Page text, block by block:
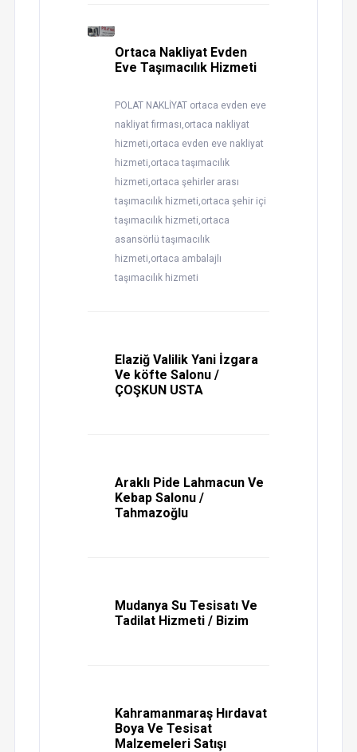
Ortaca Nakliyat Evden
Eve Taşımacılık Hizmeti
POLAT NAKLİYAT ortaca evden eve
nakliyat firması,ortaca nakliyat
hizmeti,ortaca evden eve nakliyat
hizmeti,ortaca taşımacılık
hizmeti,ortaca şehirler arası
taşımacılık hizmeti,ortaca şehir içi
taşımacılık hizmeti,ortaca
asansörlü taşımacılık
hizmeti,ortaca ambalajlı
taşımacılık hizmeti
Elaziğ Valilik Yani İzgara
Ve köfte Salonu /
ÇOŞKUN USTA
Araklı Pide Lahmacun Ve
Kebap Salonu /
Tahmazoğlu
Mudanya Su Tesisatı Ve
Tadilat Hizmeti / Bizim
Kahramanmaraş Hırdavat
Boya Ve Tesisat
Malzemeleri Satışı